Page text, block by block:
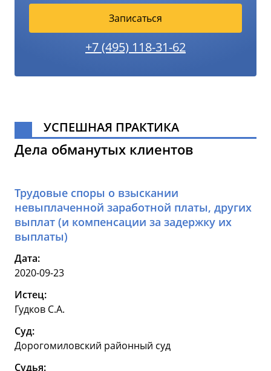
Записаться
+7 (495) 118-31-62
УСПЕШНАЯ ПРАКТИКА
Дела обманутых клиентов
Трудовые споры о взыскании
невыплаченной заработной платы, других
выплат (и компенсации за задержку их
выплаты)
Дата:
2020-09-23
Истец:
Гудков С.А.
Суд:
Дорогомиловский районный суд
Судья: